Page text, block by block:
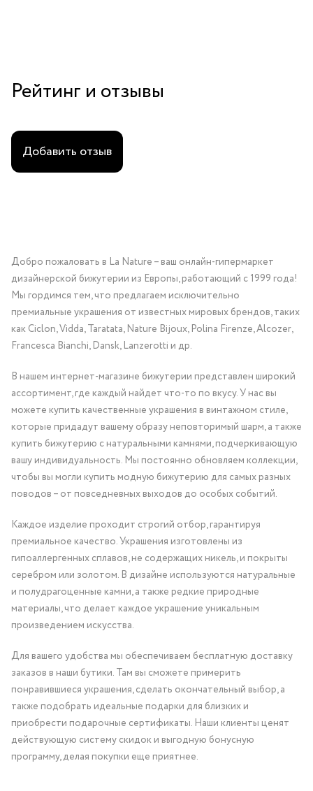
Рейтинг и отзывы
Добавить отзыв
Добро пожаловать в La Nature – ваш онлайн-гипермаркет
дизайнерской бижутерии из Европы, работающий с 1999 года!
Мы гордимся тем, что предлагаем исключительно
премиальные украшения от известных мировых брендов, таких
как Ciclon, Vidda, Taratata, Nature Bijoux, Polina Firenze, Alcozer,
Francesca Bianchi, Dansk, Lanzerotti и др.
В нашем интернет-магазине бижутерии представлен широкий
ассортимент, где каждый найдет что-то по вкусу. У нас вы
можете купить качественные украшения в винтажном стиле,
которые придадут вашему образу неповторимый шарм, а также
купить бижутерию с натуральными камнями, подчеркивающую
вашу индивидуальность. Мы постоянно обновляем коллекции,
чтобы вы могли купить модную бижутерию для самых разных
поводов – от повседневных выходов до особых событий.
Каждое изделие проходит строгий отбор, гарантируя
премиальное качество. Украшения изготовлены из
гипоаллергенных сплавов, не содержащих никель, и покрыты
серебром или золотом. В дизайне используются натуральные
и полудрагоценные камни, а также редкие природные
материалы, что делает каждое украшение уникальным
произведением искусства.
Для вашего удобства мы обеспечиваем бесплатную доставку
заказов в наши бутики. Там вы сможете примерить
понравившиеся украшения, сделать окончательный выбор, а
также подобрать идеальные подарки для близких и
приобрести подарочные сертификаты. Наши клиенты ценят
действующую систему скидок и выгодную бонусную
программу, делая покупки еще приятнее.